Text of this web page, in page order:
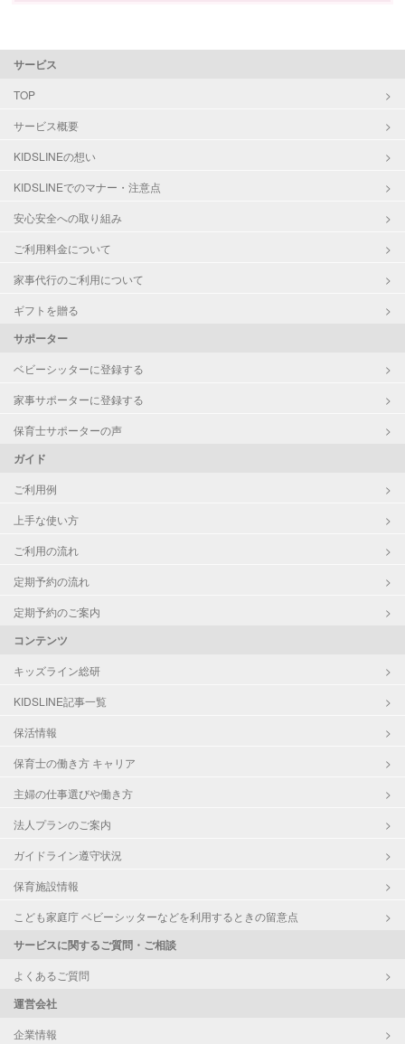
サービス
TOP
サービス概要
KIDSLINEの想い
KIDSLINEでのマナー・注意点
安心安全への取り組み
ご利用料金について
家事代行のご利用について
ギフトを贈る
サポーター
ベビーシッターに登録する
家事サポーターに登録する
保育士サポーターの声
ガイド
ご利用例
上手な使い方
ご利用の流れ
定期予約の流れ
定期予約のご案内
コンテンツ
キッズライン総研
KIDSLINE記事一覧
保活情報
保育士の働き方 キャリア
主婦の仕事選びや働き方
法人プランのご案内
ガイドライン遵守状況
保育施設情報
こども家庭庁 ベビーシッターなどを利用するときの留意点
サービスに関するご質問・ご相談
よくあるご質問
運営会社
企業情報